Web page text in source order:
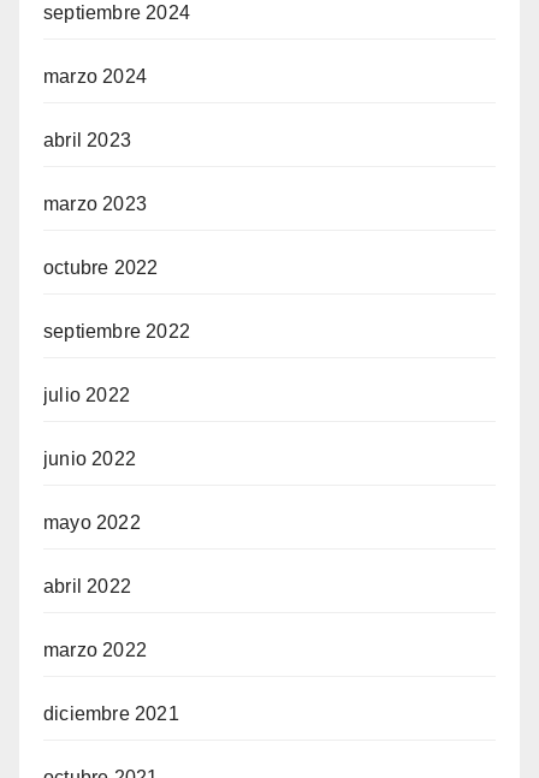
septiembre 2024
marzo 2024
abril 2023
marzo 2023
octubre 2022
septiembre 2022
julio 2022
junio 2022
mayo 2022
abril 2022
marzo 2022
diciembre 2021